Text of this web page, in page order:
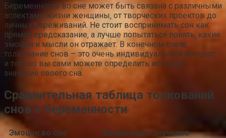
Беременность во сне может быть связана с различными
аспектами жизни женщины‚ от творческих проектов до
личных переживаний. Не стоит воспринимать сон как
прямое предсказание‚ а лучше попытаться понять‚ какие
эмоции и мысли он отражает. В конечном счете‚
толкование снов – это очень индивидуальный процесс‚
и только вы сами можете определить истинное
значение своего сна.
Сравнительная таблица толкований
снов о беременности
Эмоции во сне
Возможное значение